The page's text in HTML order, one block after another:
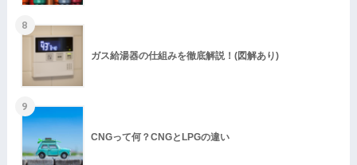
*は必須項目です。
8
ガス給湯器の仕組みを徹底解説！(図解あり)
9
CNGって何？CNGとLPGの違い